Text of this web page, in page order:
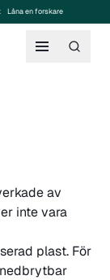
Låna en forskare
av
inte vara
plast. För